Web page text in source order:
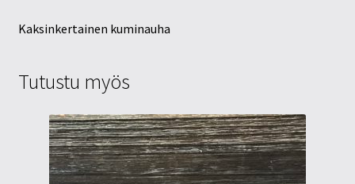
Kaksinkertainen kuminauha
Tutustu myös